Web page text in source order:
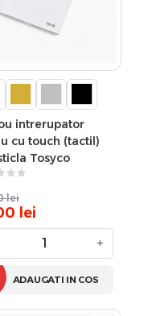
intrerupator
cu touch (tactil)
Tosyco
lei
lei
+
ADAUGATI IN COS